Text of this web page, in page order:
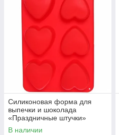
Силиконовая форма для
выпечки и шоколада
«Праздничные штучки»
(Сердечки)
В наличии